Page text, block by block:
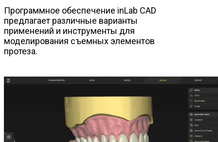
Программное обеспечение inLab CAD
предлагает различные варианты
применений и инструменты для
моделирования съемных элементов
протеза.